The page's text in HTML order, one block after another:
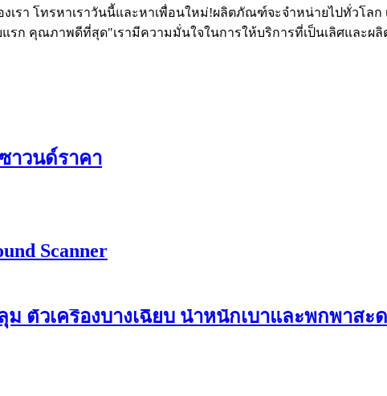
เรา โทรหาเราวันนี้และหาเพื่อนใหม่!ผลิตภัณฑ์จะจำหน่ายไปทั่วโล
รก คุณภาพดีที่สุด"เรามีความมั่นใจในการให้บริการที่เป็นเลิศและผ
าวนด์ราคา
Scanner
ตัวเครื่องบางเฉียบ น้ำหนักเบาและพกพาสะ